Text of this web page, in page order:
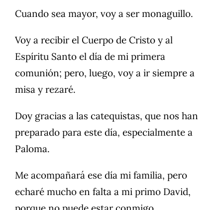
Cuando sea mayor, voy a ser monaguillo.
Voy a recibir el Cuerpo de Cristo y al
Espíritu Santo el día de mi primera
comunión; pero, luego, voy a ir siempre a
misa y rezaré.
Doy gracias a las catequistas, que nos han
preparado para este día, especialmente a
Paloma.
Me acompañará ese día mi familia, pero
echaré mucho en falta a mi primo David,